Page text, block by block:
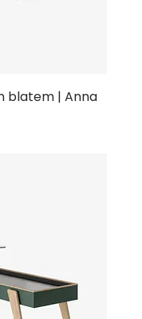
blatem | Anna